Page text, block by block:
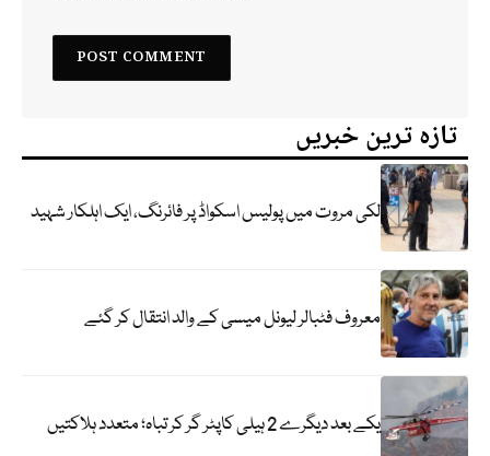
تازہ ترین خبریں
لکی مروت میں پولیس اسکواڈ پر فائرنگ، ایک اہلکار شہید
معروف فٹبالر لیونل میسی کے والد انتقال کر گئے
یکے بعد دیگرے 2 ہیلی کاپٹر گر کر تباہ؛ متعدد ہلاکتیں